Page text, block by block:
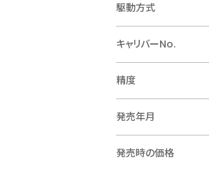
駆動方式
キャリバーNo.
精度
発売年月
発売時の価格